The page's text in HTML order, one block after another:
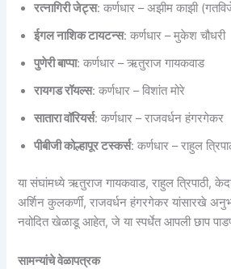
रत्नागिरी जेट्स: कर्णधार – अझीम काझी
ईगल नाशिक टायटन्स: कर्णधार – मुकेश चौधरी
पुणेरी बाप्पा: कर्णधार – ऋतुराज गायकवाड
रायगड रॉयल्स: कर्णधार – विशांत मोरे
सातारा वॉरियर्स: कर्णधार – राजवर्धन हंगरगेकर
पीबीजी कोल्हापूर टस्कर्स: कर्णधार – राहुल
या संघांमध्ये ऋतुराज गायकवाड, राहुल त्रिपाठी,
अर्शिन कुलकर्णी, राजवर्धन हंगरगेकर यांसारखे
नवोदित खेळाडू आहेत, जे या स्पर्धेत आपली छाप
सामन्यांचे वेळापत्रक